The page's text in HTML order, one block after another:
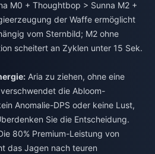
M0 + Thoughtbop > Sunna M2 +
der Waffe ermöglicht
vom Sternbild; M2 ohne
scheitert an Zyklen unter 15 Sek.
Aria zu ziehen, ohne eine
die Abloom-
Anomalie-DPS oder keine Lust,
Sie die Entscheidung.
80% Premium-Leistung von
das Jagen nach teuren